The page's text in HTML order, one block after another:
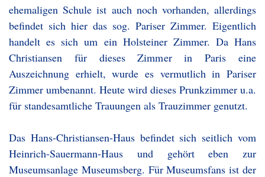
ehemaligen Schule ist auch noch vorhanden, allerdings
befindet sich hier das sog. Pariser Zimmer. Eigentlich
handelt es sich um ein Holsteiner Zimmer. Da Hans
Christiansen für dieses Zimmer in Paris eine
Auszeichnung erhielt, wurde es vermutlich in Pariser
Zimmer umbenannt. Heute wird dieses Prunkzimmer u.a.
für standesamtliche Trauungen als Trauzimmer genutzt.
Das Hans-Christiansen-Haus befindet sich seitlich vom
Heinrich-Sauermann-Haus und gehört eben zur
Museumsanlage Museumsberg. Für Museumsfans ist der